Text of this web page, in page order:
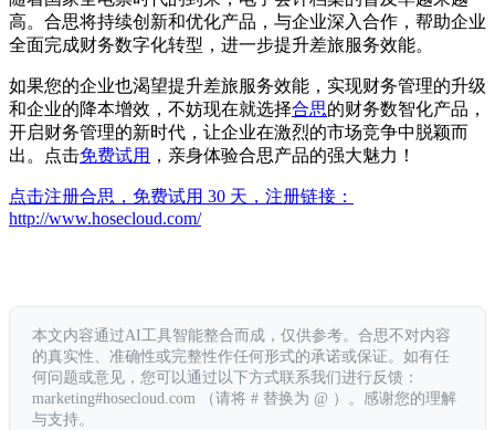
高。合思将持续创新和优化产品，与企业深入合作，帮助企业
全面完成财务数字化转型，进一步提升差旅服务效能。
如果您的企业也渴望提升差旅服务效能，实现财务管理的升级
和企业的降本增效，不妨现在就选择合思的财务数智化产品，
开启财务管理的新时代，让企业在激烈的市场竞争中脱颖而
出。点击免费试用 ，亲身体验合思产品的强大魅力！
点击注册合思，免费试用 30 天，注册链接：
http://www.hosecloud.com/
本文内容通过AI工具智能整合而成，仅供参考。合思不对内容
的真实性、准确性或完整性作任何形式的承诺或保证。如有任
何问题或意见，您可以通过以下方式联系我们进行反馈：
marketing#hosecloud.com （请将 # 替换为 @ ）。感谢您的理解
与支持。